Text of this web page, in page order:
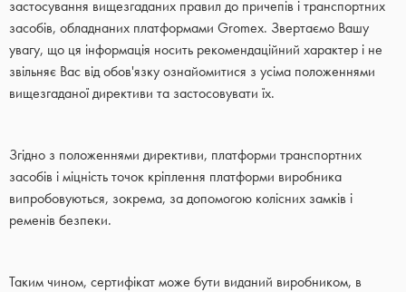
застосування вищезгаданих правил до причепів і транспортних
засобів, обладнаних платформами Gromex. Звертаємо Вашу
увагу, що ця інформація носить рекомендаційний характер і не
звільняє Вас від обов'язку ознайомитися з усіма положеннями
вищезгаданої директиви та застосовувати їх.
Згідно з положеннями директиви, платформи транспортних
засобів і міцність точок кріплення платформи виробника
випробовуються, зокрема, за допомогою колісних замків і
ременів безпеки.
Таким чином, сертифікат може бути виданий виробником, в